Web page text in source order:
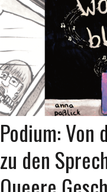
Podium: Von
zu den